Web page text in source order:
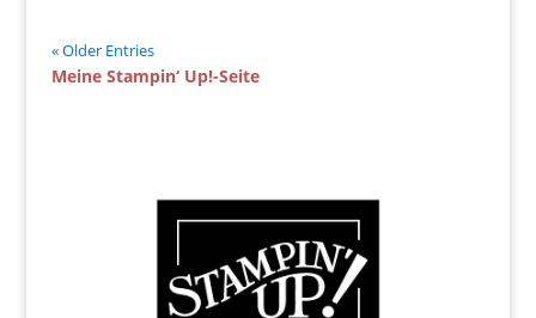
« Older Entries
Meine Stampin‘ Up!-Seite